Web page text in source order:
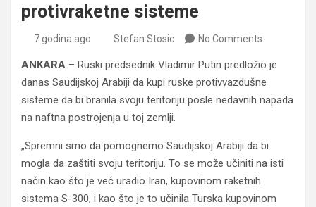
protivraketne sisteme
7 godina ago Stefan Stosic No Comments
ANKARA – Ruski predsednik Vladimir Putin predložio je
danas Saudijskoj Arabiji da kupi ruske protivvazdušne
sisteme da bi branila svoju teritoriju posle nedavnih napada
na naftna postrojenja u toj zemlji.
„Spremni smo da pomognemo Saudijskoj Arabiji da bi
mogla da zaštiti svoju teritoriju. To se može učiniti na isti
način kao što je već uradio Iran, kupovinom raketnih
sistema S-300, i kao što je to učinila Turska kupovinom